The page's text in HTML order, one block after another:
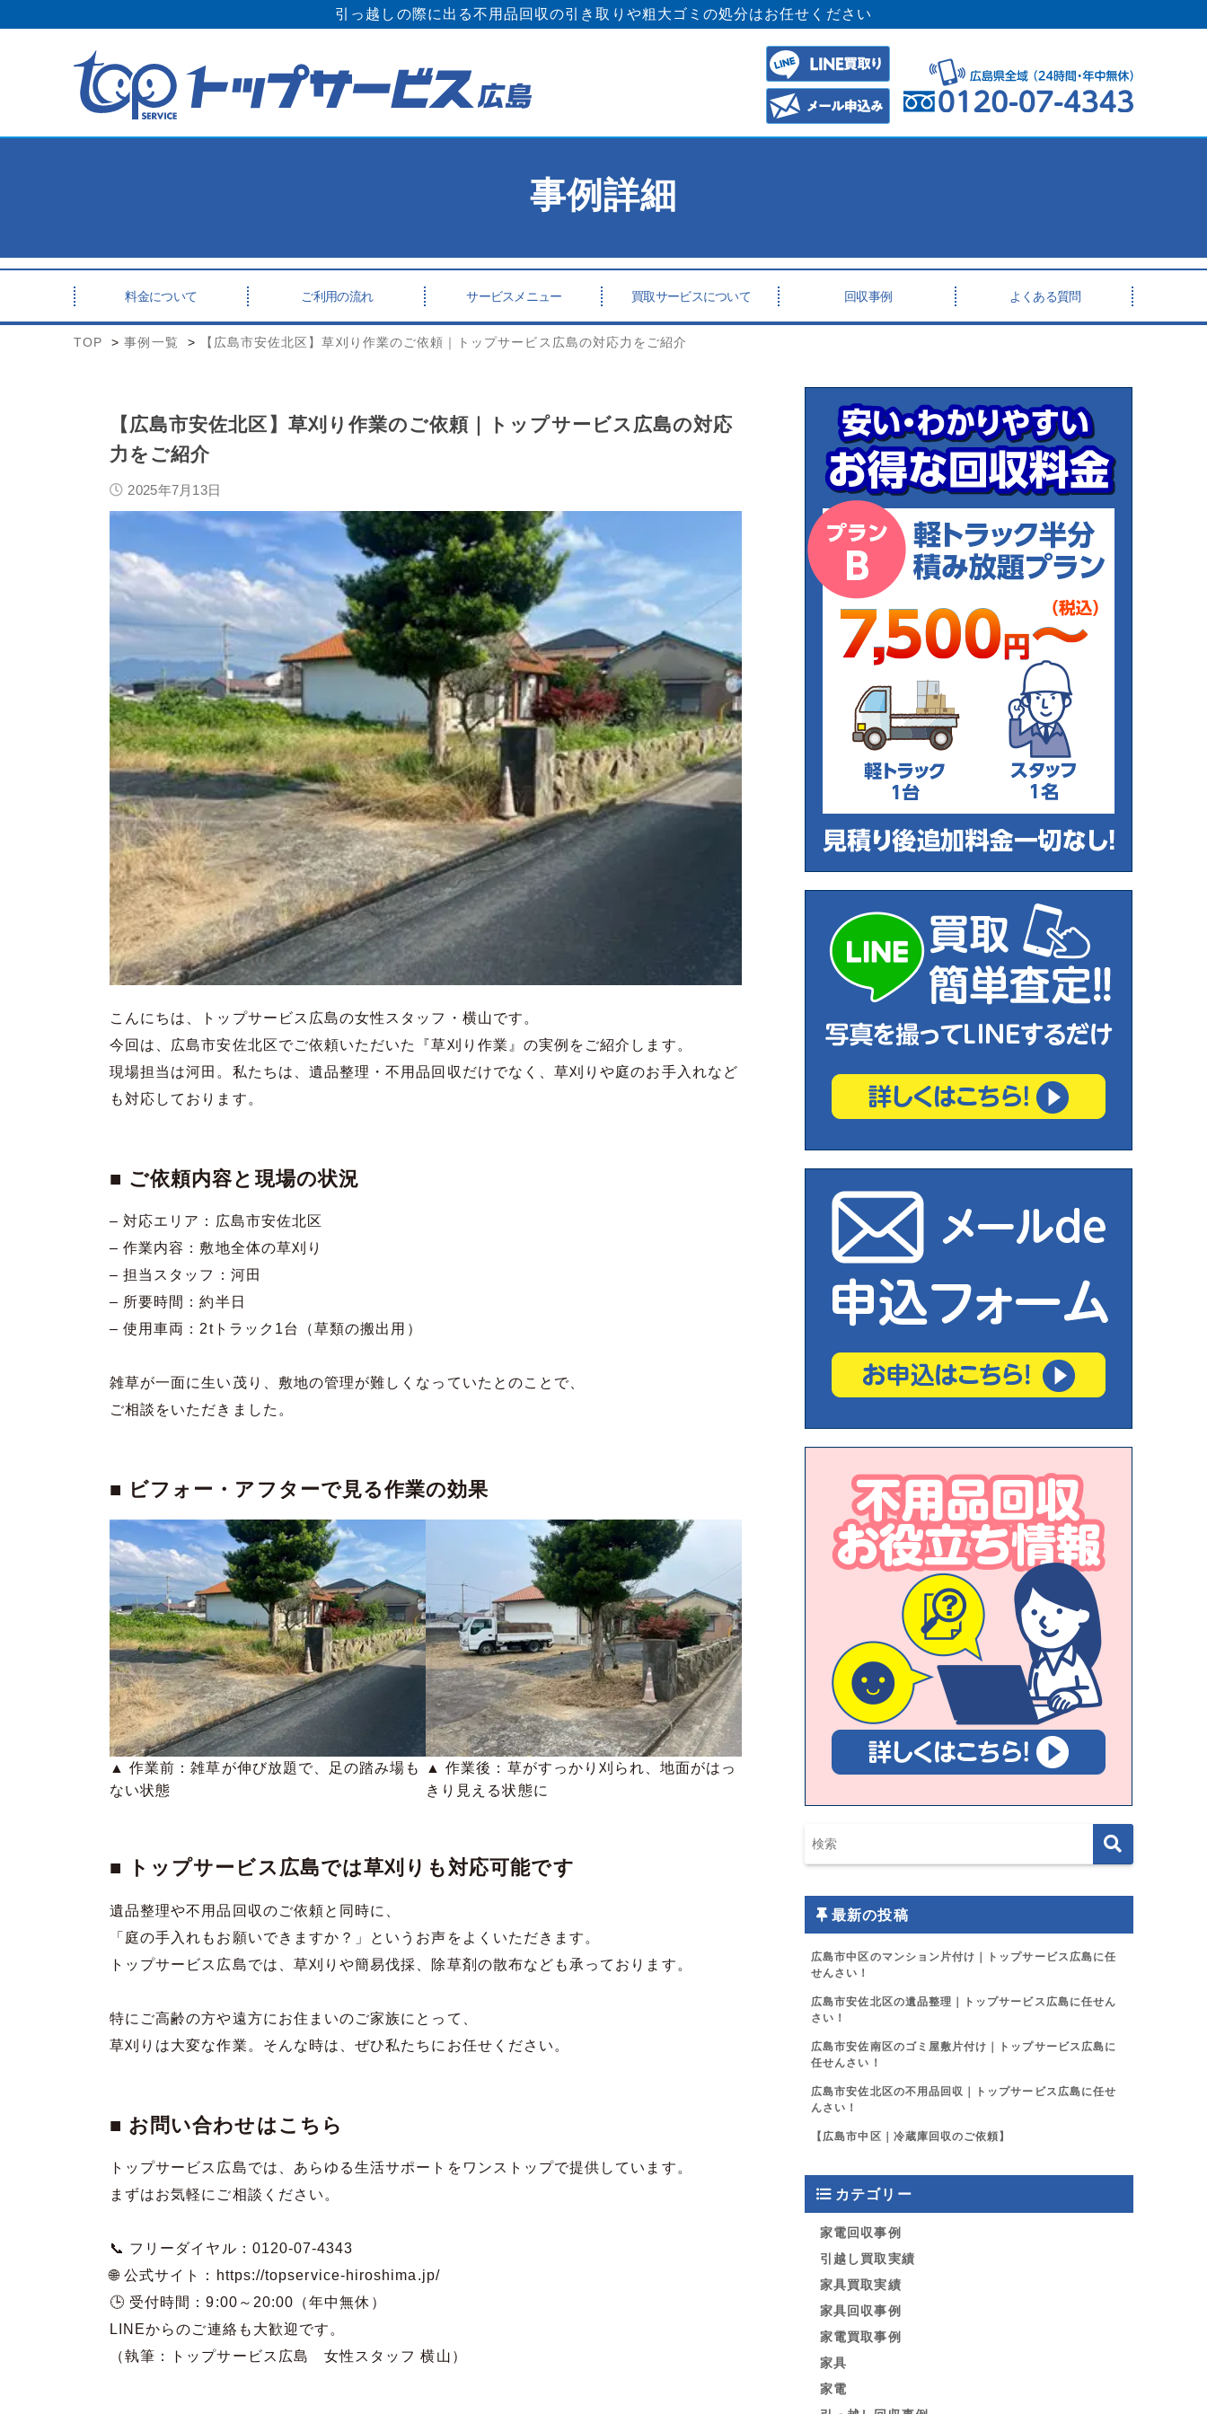
引っ越しの際に出る不用品回収の引き取りや粗大ゴミの処分はお任せください
事例詳細
料金について ご利用の流れ サービスメニュー 買取サービスについて 回収事例 よくある質問
TOP 事例一覧 【広島市安佐北区】草刈り作業のご依頼｜トップサービス広島の対応力をご紹介
【広島市安佐北区】草刈り作業のご依頼｜トップサービス広島の対応
力をご紹介
2025年7月13日
こんにちは、トップサービス広島の女性スタッフ・横山です。
今回は、広島市安佐北区でご依頼いただいた『草刈り作業』の実例をご紹介します。
現場担当は河田。私たちは、遺品整理・不用品回収だけでなく、草刈りや庭のお手入れなど
も対応しております。
■ ご依頼内容と現場の状況
– 対応エリア：広島市安佐北区
– 作業内容：敷地全体の草刈り
– 担当スタッフ：河田
– 所要時間：約半日
– 使用車両：2tトラック1台（草類の搬出用）
雑草が一面に生い茂り、敷地の管理が難しくなっていたとのことで、
ご相談をいただきました。
■ ビフォー・アフターで見る作業の効果
▲ 作業前：雑草が伸び放題で、足の踏み場も
ない状態
▲ 作業後：草がすっかり刈られ、地面がはっ
きり見える状態に
■ トップサービス広島では草刈りも対応可能です
遺品整理や不用品回収のご依頼と同時に、
「庭の手入れもお願いできますか？」というお声をよくいただきます。
トップサービス広島では、草刈りや簡易伐採、除草剤の散布なども承っております。
特にご高齢の方や遠方にお住まいのご家族にとって、
草刈りは大変な作業。そんな時は、ぜひ私たちにお任せください。
■ お問い合わせはこちら
トップサービス広島では、あらゆる生活サポートをワンストップで提供しています。
まずはお気軽にご相談ください。
📞 フリーダイヤル：0120-07-4343
🌐 公式サイト：https://topservice-hiroshima.jp/
🕒 受付時間：9:00～20:00（年中無休）
LINEからのご連絡も大歓迎です。
（執筆：トップサービス広島 女性スタッフ 横山）
最新の投稿
広島市中区のマンション片付け｜トップサービス広島に任
せんさい！
広島市安佐北区の遺品整理｜トップサービス広島に任せん
さい！
広島市安佐南区のゴミ屋敷片付け｜トップサービス広島に
任せんさい！
広島市安佐北区の不用品回収｜トップサービス広島に任せ
んさい！
【広島市中区｜冷蔵庫回収のご依頼】
カテゴリー
家電回収事例
引越し買取実績
家具買取実績
家具回収事例
家電買取事例
家具
家電